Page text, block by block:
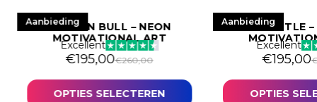
Aanbieding
BITCOIN BULL – NEON
MOTIVATIONAL ART
Excellent
€195,00€260,00
OPTIES SELECTEREN
AanbiedingHUSTLE
Excellent
€195,00
OPTIES